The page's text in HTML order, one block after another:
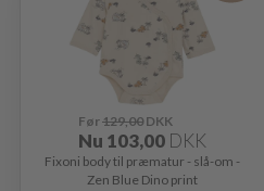
Før129,00 DKK
Nu 103,00 DKK
Fixoni body til præmatur - slå-om -
Zen Blue Dino print